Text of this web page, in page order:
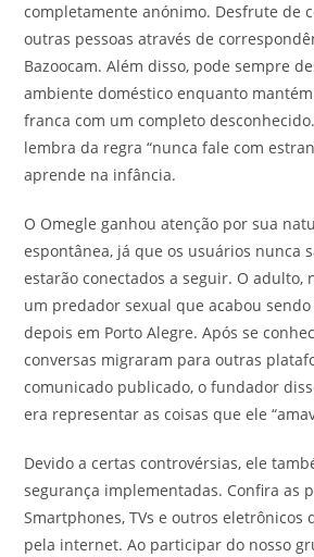
completamente anónimo. Desfrute de
outras pessoas através de
Bazoocam. Além disso, pode sempre
ambiente doméstico enquanto
franca com um completo
lembra da regra “nunca fale com
aprende na infância.
O Omegle ganhou atenção por sua
espontânea, já que os usuários nunca
estarão conectados a seguir. O adulto,
um predador sexual que acabou
depois em Porto Alegre. Após se
conversas migraram para outras
comunicado publicado, o fundador
era representar as coisas que ele
Devido a certas controvérsias, ele
segurança implementadas. Confira as
Smartphones, TVs e outros eletrônicos
pela internet. Ao participar do nosso